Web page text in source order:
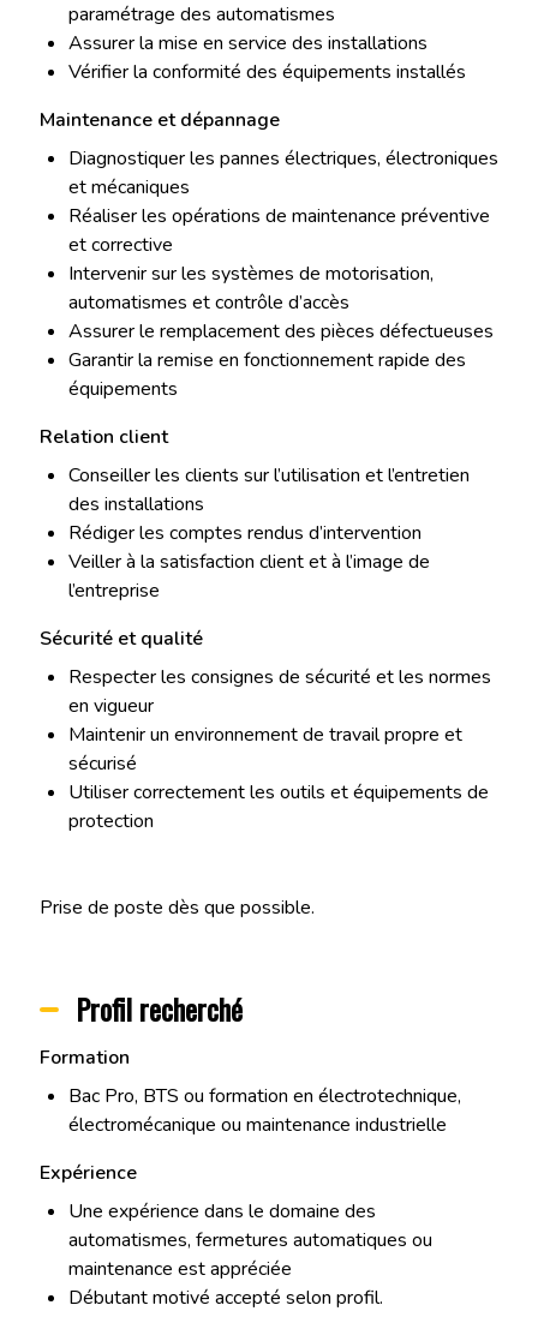
paramétrage des automatismes
Assurer la mise en service des installations
Vérifier la conformité des équipements installés
Maintenance et dépannage
Diagnostiquer les pannes électriques, électroniques
et mécaniques
Réaliser les opérations de maintenance préventive
et corrective
Intervenir sur les systèmes de motorisation,
automatismes et contrôle d’accès
Assurer le remplacement des pièces défectueuses
Garantir la remise en fonctionnement rapide des
équipements
Relation client
Conseiller les clients sur l’utilisation et l’entretien
des installations
Rédiger les comptes rendus d’intervention
Veiller à la satisfaction client et à l’image de
l’entreprise
Sécurité et qualité
Respecter les consignes de sécurité et les normes
en vigueur
Maintenir un environnement de travail propre et
sécurisé
Utiliser correctement les outils et équipements de
protection
Prise de poste dès que possible.
Profil recherché
Formation
Bac Pro, BTS ou formation en électrotechnique,
électromécanique ou maintenance industrielle
Expérience
Une expérience dans le domaine des
automatismes, fermetures automatiques ou
maintenance est appréciée
Débutant motivé accepté selon profil.